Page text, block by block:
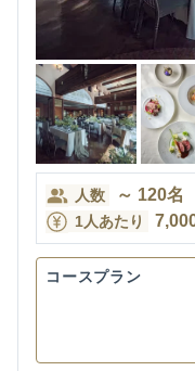
人数 ～ 120名
1人あたり
コースプラン